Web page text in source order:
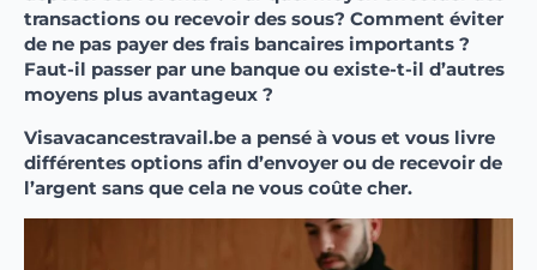
transactions ou recevoir des sous? Comment éviter
de ne pas payer des frais bancaires importants ?
Faut-il passer par une banque ou existe-t-il d’autres
moyens plus avantageux ?
Visavacancestravail.be a pensé à vous et vous livre
différentes options afin d’envoyer ou de recevoir de
l’argent sans que cela ne vous coûte cher.